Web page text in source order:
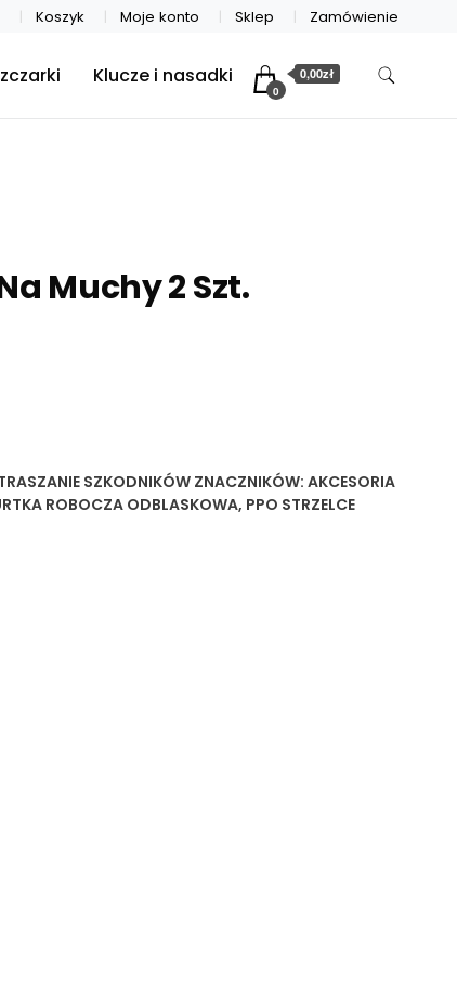
Koszyk Moje konto Sklep Zamówienie
Klucze i nasadki
0
0,00zł
Muchy 2 Szt.
SZKODNIKÓWZNACZNIKÓW: AKCESORIA
ROBOCZA ODBLASKOWA, PPO STRZELCE